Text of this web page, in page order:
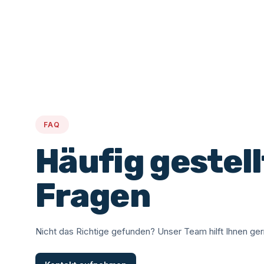
FAQ
Häufig
Fragen
Nicht das Richtige gefunden? Unser Team hilft Ihnen